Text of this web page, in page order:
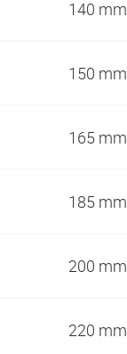
140 mm
150 mm
165 mm
185 mm
200 mm
220 mm